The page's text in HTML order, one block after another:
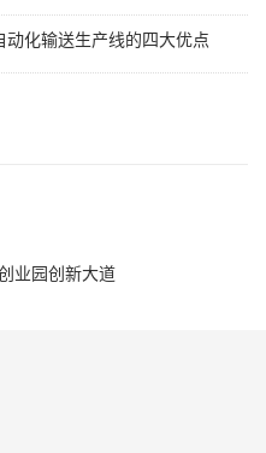
化输送生产线的四大优点
业园创新大道